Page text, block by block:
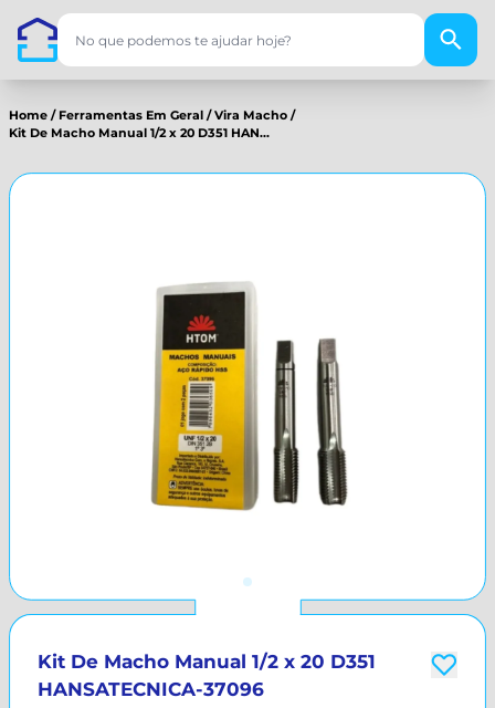
Home / Ferramentas Em Geral /Vira Macho /
Kit De Macho Manual 1/2 x 20 D351 HAN...
Kit De Macho Manual 1/2 x 20 D351
HANSATECNICA-37096